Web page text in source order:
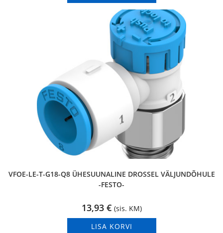
VFOE-LE-T-G18-Q8 ÜHESUUNALINE DROSSEL VÄLJUNDÕHULE
-FESTO-
13,93 € (sis. KM)
LISA KORVI